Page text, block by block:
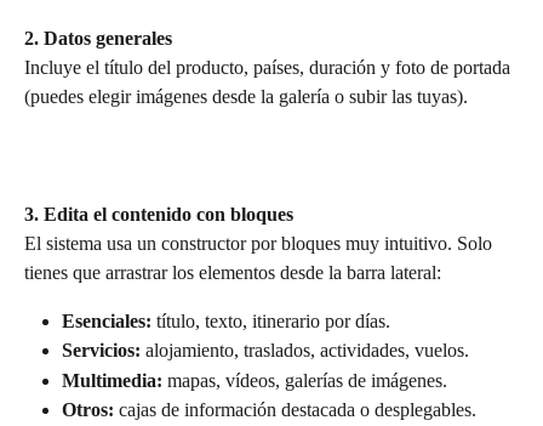
2. Datos generales
Incluye el título del producto, países, duración y foto de portada
(puedes elegir imágenes desde la galería o subir las tuyas).
3. Edita el contenido con bloques
El sistema usa un constructor por bloques muy intuitivo. Solo
tienes que arrastrar los elementos desde la barra lateral:
Esenciales: título, texto, itinerario por días.
Servicios: alojamiento, traslados, actividades, vuelos.
Multimedia: mapas, vídeos, galerías de imágenes.
Otros: cajas de información destacada o desplegables.